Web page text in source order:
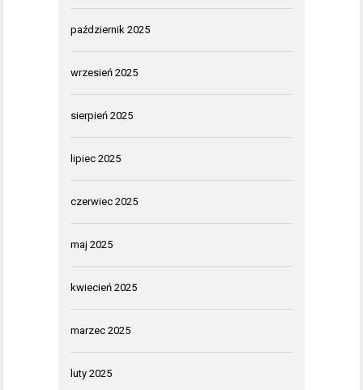
październik 2025
wrzesień 2025
sierpień 2025
lipiec 2025
czerwiec 2025
maj 2025
kwiecień 2025
marzec 2025
luty 2025